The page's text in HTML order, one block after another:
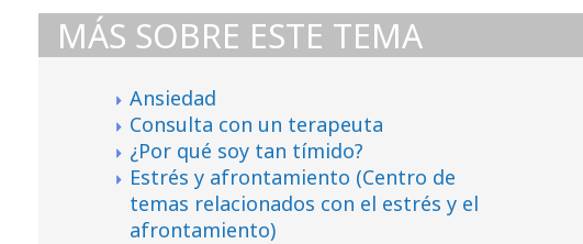
MÁS SOBRE ESTE TEMA
Ansiedad
Consulta con un terapeuta
¿Por qué soy tan tímido?
Estrés y afrontamiento (Centro de
temas relacionados con el estrés y el
afrontamiento)